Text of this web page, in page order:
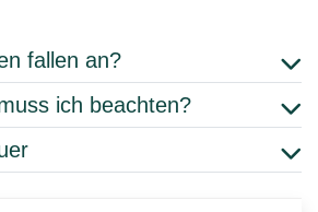
fallen an?
ich beachten?